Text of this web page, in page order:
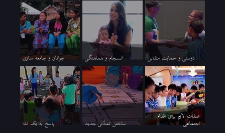
دوستی و حمایت متقابل انسجام و هماهنگی جوانان و جامعه سازی
صفات لازم برای اقدام
اجتماعی ساختن تمدّنی جدید پاسخ به یک ندا